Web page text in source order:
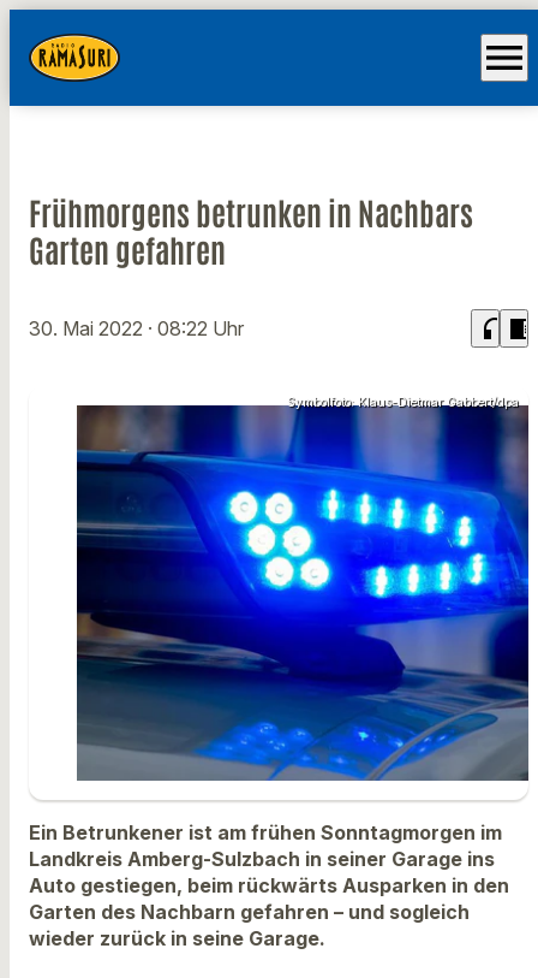
menu
Frühmorgens betrunken in Nachbars
Garten gefahren
30. Mai 2022 · 08:22 Uhr headphones chrome_reader_mode
Symbolfoto: Klaus-Dietmar Gabbert/dpa
Ein Betrunkener ist am frühen Sonntagmorgen im
Landkreis Amberg-Sulzbach in seiner Garage ins
Auto gestiegen, beim rückwärts Ausparken in den
Garten des Nachbarn gefahren – und sogleich
wieder zurück in seine Garage.